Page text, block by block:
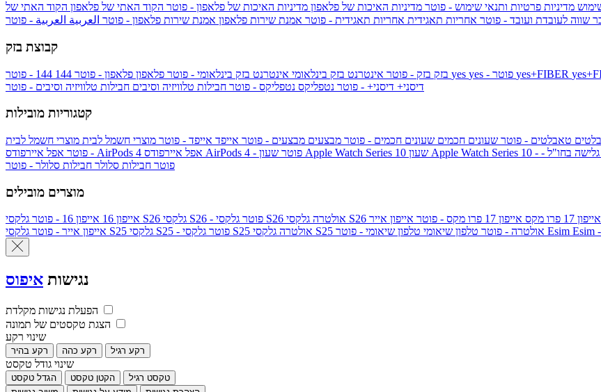
מדיניות פרטיות ותנאי שימוש - פוטר מדיניות האיכות של פלאפון מדיניות האיכות של פלאפון - פוטר הקוד האתי של פלאפון הקוד האתי של
שווה לעובדת ועובד - פוטר אחריות תאגידית אחריות תאגידית - פוטר אמנת שירות פלאפון אמנת שירות פלאפון - פוטר العربية العربية - פוטר
קבוצת בזק
בזק בזק - פוטר אינטרנט בזק בינלאומי אינטרנט בזק בינלאומי - פוטר פלאפון פלאפון - פוטר 144 yes yes+FIBER
דיסני+ דיסני+ - פוטר נטפליקס נטפליקס - פוטר חבילות טלוויזיה וסיבים חבילות טלוויזיה וסיבים - פוטר
קטגוריות מובילות
טאבלטים - פוטר שעונים חכמים שעונים חכמים - פוטר מבצעים מבצעים - פוטר אייפד אייפד - פוטר מוצרי חשמל לבית מוצרי חשמל לבית
- פוטר אפל איירפודס AirPods 4 אפל איירפודס AirPods 4 - פוטר שעון Apple Watch Series 10
גלישה בחו"ל -
פוטר חבילות סלולר חבילות סלולר - פוטר
מוצרים מובילים
אייפון 16 אייפון 16 - פוטר גלקסי S26 גלקסי S26 - פוטר גלקסי S26 אולטרה אייפון 17 פרו מקס אייפון 17 פרו מקס - פוטר
אייפון אייר
אייפון אייר - פוטר גלקסי S25 גלקסי S25 - פוטר גלקסי S25 אולטרה גלקסי S25 אולטרה - פוטר טלפון שיאומי Esim
נגישות איפוס
הפעלת נגישות מקלדת
הצגת טקסטים של תמונה
שינוי רקע
רקע בהיר רקע כהה רקע רגיל
שינוי גודל טקסט
הגדל טקסט הקטן טקסט
טקסט רגיל